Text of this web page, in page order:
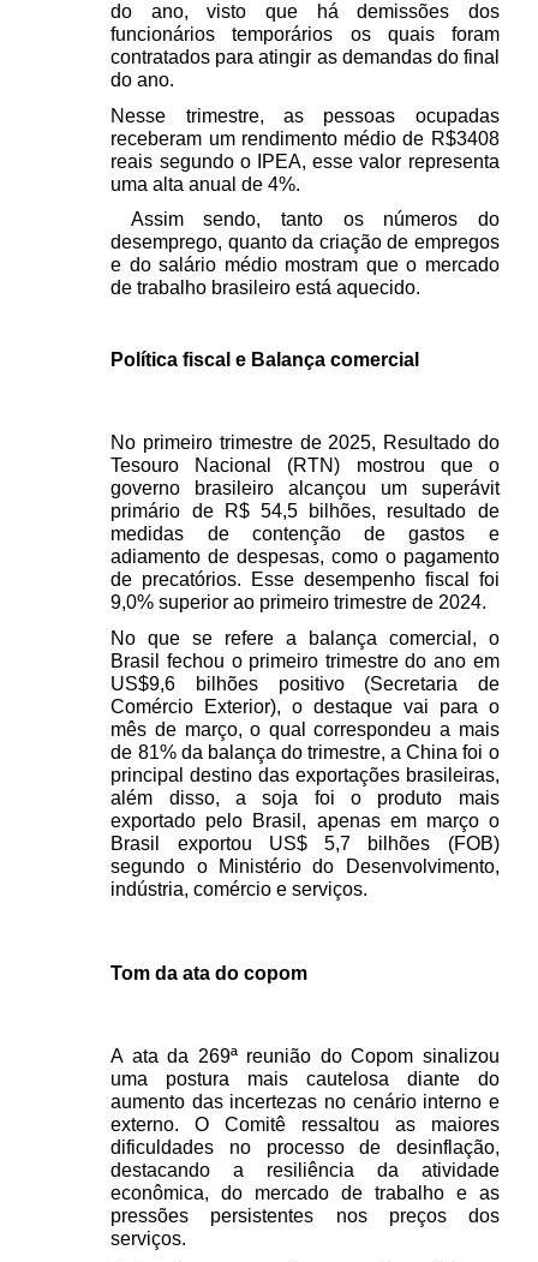
do ano, visto que há demissões dos
funcionários temporários os quais foram
contratados para atingir as demandas do final
do ano.
Nesse trimestre, as pessoas ocupadas
receberam um rendimento médio de R$3408
reais segundo o IPEA, esse valor representa
uma alta anual de 4%.
Assim sendo, tanto os números do
desemprego, quanto da criação de empregos
e do salário médio mostram que o mercado
de trabalho brasileiro está aquecido.
Política fiscal e Balança comercial
No primeiro trimestre de 2025, Resultado do
Tesouro Nacional (RTN) mostrou que o
governo brasileiro alcançou um superávit
primário de R$ 54,5 bilhões, resultado de
medidas de contenção de gastos e
adiamento de despesas, como o pagamento
de precatórios. Esse desempenho fiscal foi
9,0% superior ao primeiro trimestre de 2024.
No que se refere a balança comercial, o
Brasil fechou o primeiro trimestre do ano em
US$9,6 bilhões positivo (Secretaria de
Comércio Exterior), o destaque vai para o
mês de março, o qual correspondeu a mais
de 81% da balança do trimestre, a China foi o
principal destino das exportações brasileiras,
além disso, a soja foi o produto mais
exportado pelo Brasil, apenas em março o
Brasil exportou US$ 5,7 bilhões (FOB)
segundo o Ministério do Desenvolvimento,
indústria, comércio e serviços.
Tom da ata do copom
A ata da 269ª reunião do Copom sinalizou
uma postura mais cautelosa diante do
aumento das incertezas no cenário interno e
externo. O Comitê ressaltou as maiores
dificuldades no processo de desinflação,
destacando a resiliência da atividade
econômica, do mercado de trabalho e as
pressões persistentes nos preços dos
serviços.